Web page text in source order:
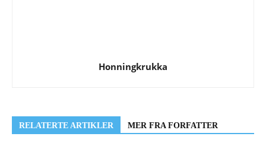
Honningkrukka
RELATERTE ARTIKLER MER FRA FORFATTER